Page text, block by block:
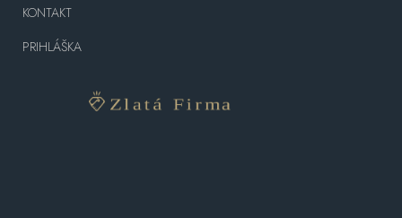
KONTAKT
PRIHLÁŠKA